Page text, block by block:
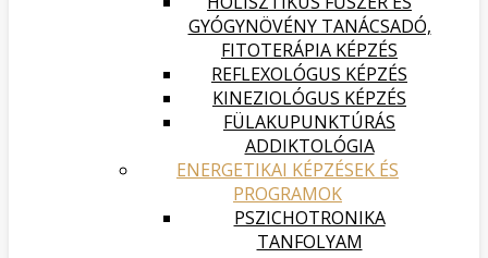
GYÓGYNÖVÉNY TANÁCSADÓ,
FITOTERÁPIA KÉPZÉS
REFLEXOLÓGUS KÉPZÉS
KINEZIOLÓGUS KÉPZÉS
FÜLAKUPUNKTÚRÁS
ADDIKTOLÓGIA
ENERGETIKAI KÉPZÉSEK ÉS
PROGRAMOK
PSZICHOTRONIKA
TANFOLYAM